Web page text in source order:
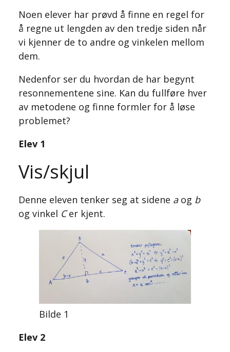
Noen elever har prøvd å finne en regel for
å regne ut lengden av den tredje siden når
vi kjenner de to andre og vinkelen mellom
dem.
Nedenfor ser du hvordan de har begynt
resonnementene sine. Kan du fullføre hver
av metodene og finne formler for å løse
problemet?
Elev 1
Vis/skjul
Denne eleven tenker seg at sidene aog b
og vinkel Cer kjent.
Bilde 1
Elev 2